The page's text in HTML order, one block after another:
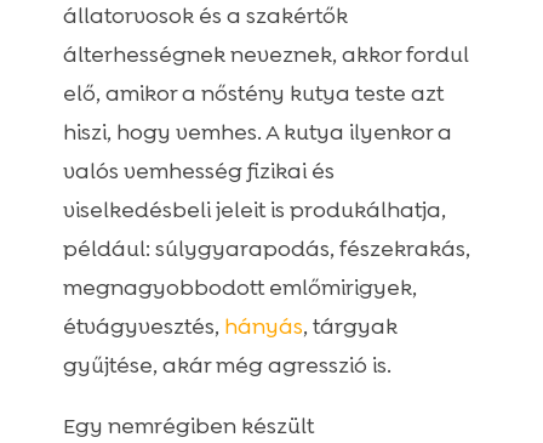
állatorvosok és a szakértők
álterhességnek neveznek, akkor fordul
elő, amikor a nőstény kutya teste azt
hiszi, hogy vemhes. A kutya ilyenkor a
valós vemhesség fizikai és
viselkedésbeli jeleit is produkálhatja,
például: súlygyarapodás, fészekrakás,
megnagyobbodott emlőmirigyek,
étvágyvesztés, hányás, tárgyak
gyűjtése, akár még agresszió is.
Egy nemrégiben készült